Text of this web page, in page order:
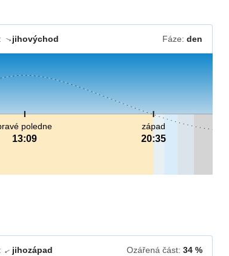
↓jihovýchod Fáze: den
poledne
13:09
západ
20:35
↓jihozápad Ozářená část: 34 %